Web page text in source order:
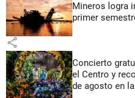
Mineros logra
primer
share
Concierto
el Centro y
de agosto en